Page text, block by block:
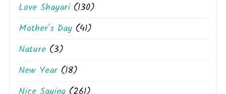
Love Shayari(130)
Mother's Day (41)
Nature (3)
New Year(18)